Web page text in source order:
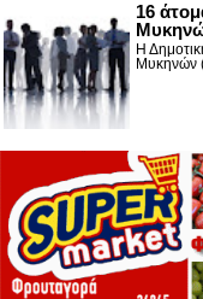
16
Η
Μυκηνών